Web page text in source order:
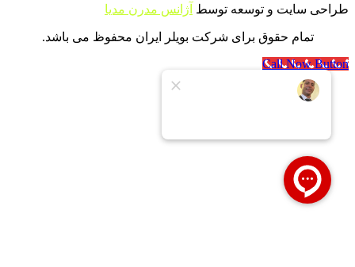
طراحی سایت و توسعه توسط آژانس مدرن مدیا
تمام حقوق برای شرکت بویلر ایران محفوظ می باشد.
Call Now Button